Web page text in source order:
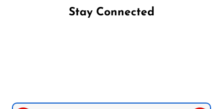
Stay Connected